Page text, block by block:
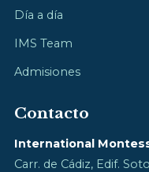
Día a día
IMS Team
Admisiones
Contacto
International
Carr. de Cádiz, Edif.